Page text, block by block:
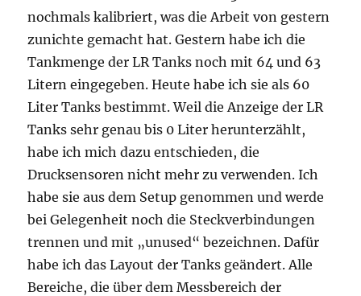
nochmals kalibriert, was die Arbeit von gestern
zunichte gemacht hat. Gestern habe ich die
Tankmenge der LR Tanks noch mit 64 und 63
Litern eingegeben. Heute habe ich sie als 60
Liter Tanks bestimmt. Weil die Anzeige der LR
Tanks sehr genau bis 0 Liter herunterzählt,
habe ich mich dazu entschieden, die
Drucksensoren nicht mehr zu verwenden. Ich
habe sie aus dem Setup genommen und werde
bei Gelegenheit noch die Steckverbindungen
trennen und mit „unused“ bezeichnen. Dafür
habe ich das Layout der Tanks geändert. Alle
Bereiche, die über dem Messbereich der